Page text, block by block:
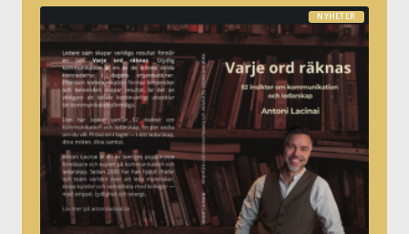
NYHETER